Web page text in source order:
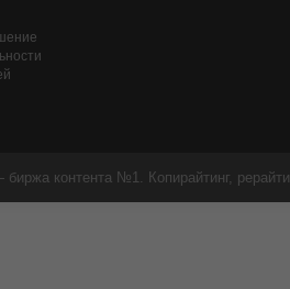
контента №1. Копирайтинг,